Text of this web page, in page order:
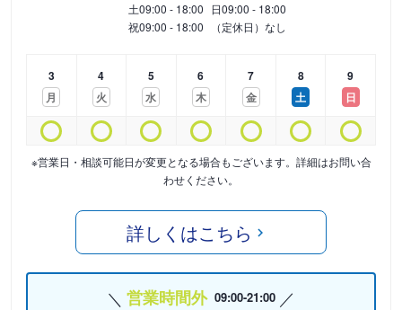
土09:00 - 18:00 日09:00 - 18:00
祝09:00 - 18:00 （定休日）なし
3
月
4
火
5
水
6
木
7
金
8
土
9
日
※営業日・相談可能日が変更となる場合もございます。詳細はお問い合
わせください。
詳しくはこちら
営業時間外 09:00-21:00